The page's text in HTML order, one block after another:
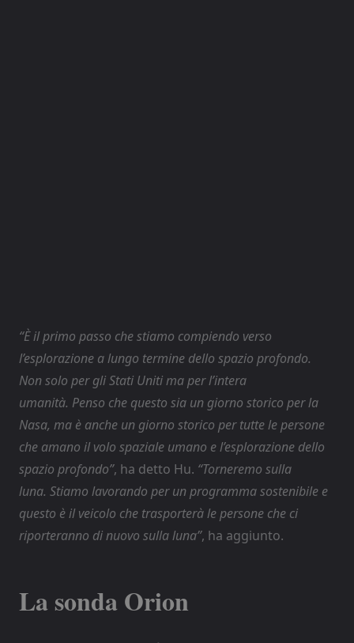
“È il primo passo che stiamo compiendo verso
l’esplorazione a lungo termine dello spazio profondo.
Non solo per gli Stati Uniti ma per l’intera
umanità. Penso che questo sia un giorno storico per la
Nasa, ma è anche un giorno storico per tutte le persone
che amano il volo spaziale umano e l’esplorazione dello
spazio profondo”, ha detto Hu. “Torneremo sulla
luna. Stiamo lavorando per un programma sostenibile e
questo è il veicolo che trasporterà le persone che ci
riporteranno di nuovo sulla luna”, ha aggiunto.
La sonda Orion